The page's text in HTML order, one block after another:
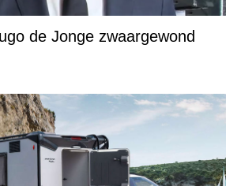
de Jonge zwaargewond